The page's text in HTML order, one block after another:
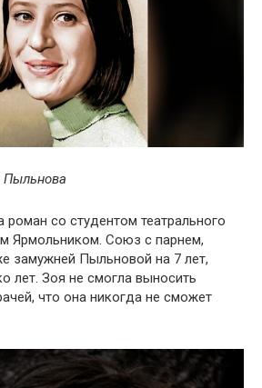
Пыльнова
роман со студентом театрального
Ярмольником. Союз с парнем,
замужней Пыльновой на 7 лет,
лет. Зоя не смогла выносить
что она никогда не сможет